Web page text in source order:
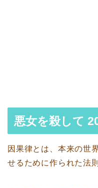
悪女を殺して
因果律とは、本来の世
せるために作られた法則